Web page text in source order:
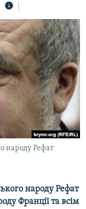
народу Рефат
народу Рефат
Франції та всім